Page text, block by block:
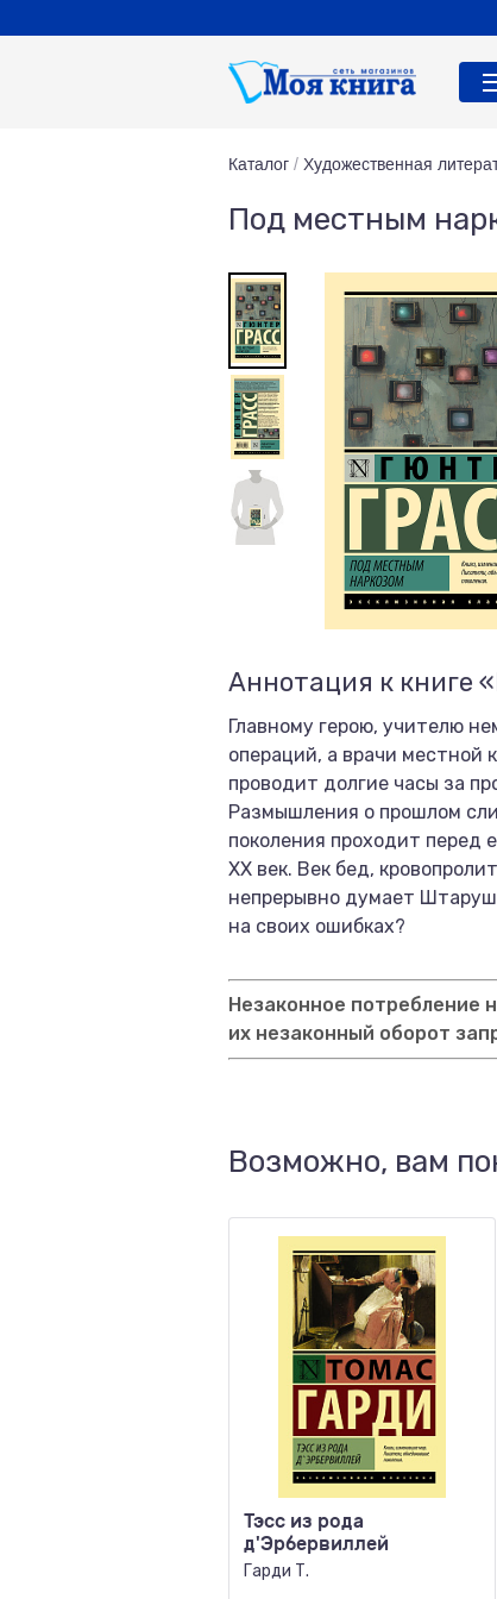
Каталог / Художественная
Под местным
Аннотация к книге
Главному герою, учителю
операций, а врачи местной
проводит долгие часы за
Размышления о прошлом
поколения проходит перед
XX век. Век бед,
непрерывно думает
на своих ошибках?
Незаконное потребление
их незаконный оборот
Возможно, вам
Тэсс из рода
д'Эрбервиллей
Гарди Т.